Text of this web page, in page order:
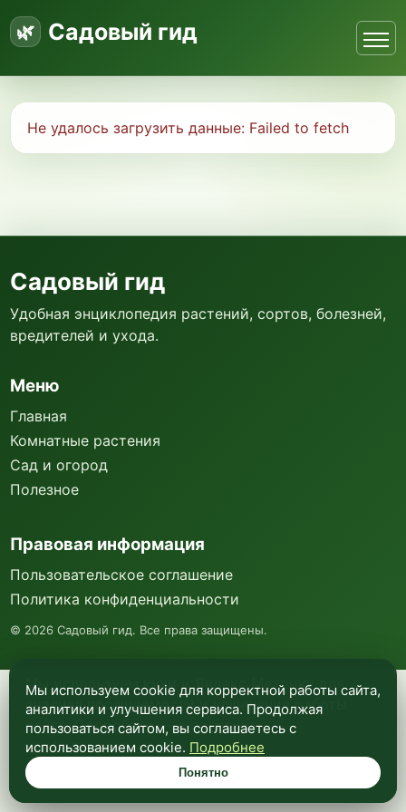
Садовый гид
Не удалось загрузить данные: Failed to fetch
Мы используем куки и Яндекс Метрику для
анализа посещаемости и улучшения работы
сайта. Подробнее —в политике
конфиденциальности.
Понятно
Садовый гид
Удобная энциклопедия растений, сортов, болезней,
вредителей и ухода.
Меню
Главная
Комнатные растения
Сад и огород
Полезное
Правовая информация
Пользовательское соглашение
Политика конфиденциальности
© 2026 Садовый гид. Все права защищены.
Мы используем cookie для корректной работы сайта,
аналитики и улучшения сервиса. Продолжая
пользоваться сайтом, вы соглашаетесь с
использованием cookie. Подробнее
Понятно